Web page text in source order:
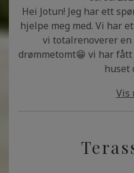
Hei Jotun! Jeg har ett
hjelpe meg med. Vi har
vi totalrenoverer
drømmetomt😁 vi har
huset
Vis